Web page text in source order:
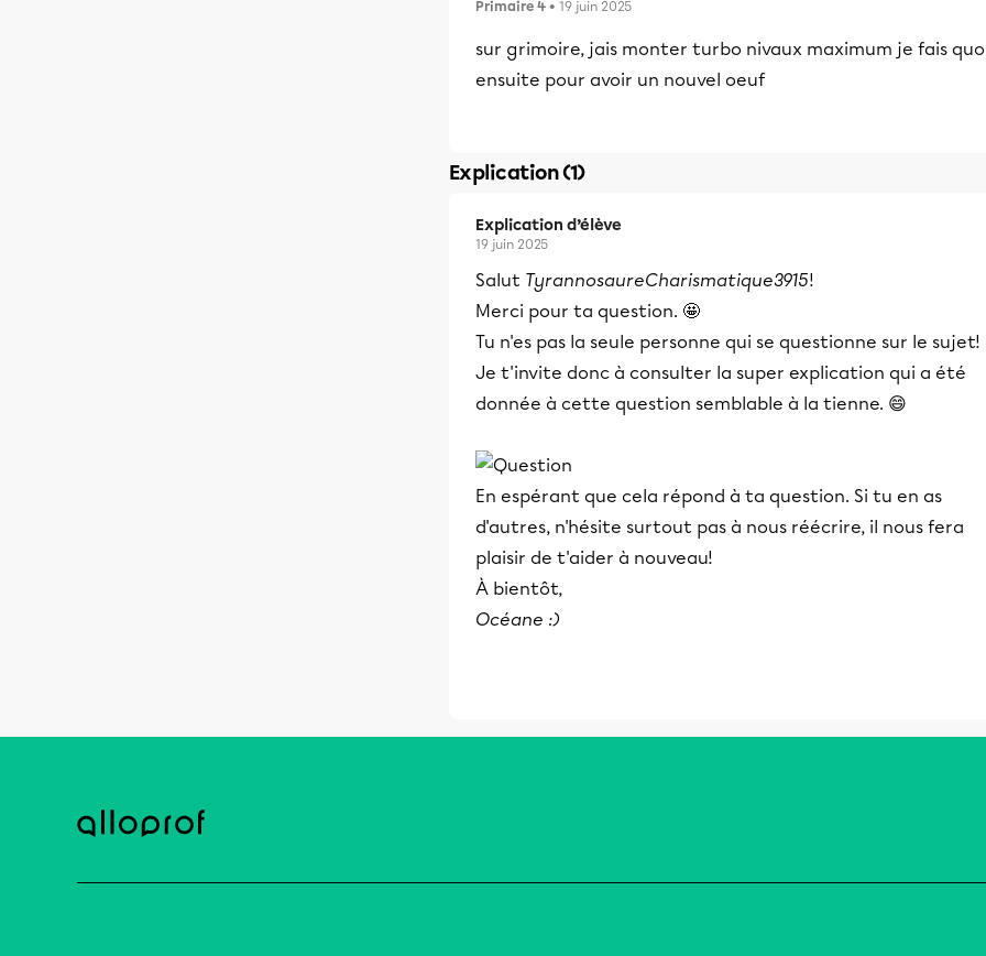
Primaire 4 • 19 juin 2025
sur grimoire, jais monter turbo nivaux maximum je fais
ensuite pour avoir un nouvel oeuf
Explication (1)
Explication d’élève
19 juin 2025
Salut TyrannosaureCharismatique3915!
Merci pour ta question. 🤩
Tu n'es pas la seule personne qui se questionne sur le sujet!
Je t'invite donc à consulter la super explication qui a été
donnée à cette question semblable à la tienne. 😄
En espérant que cela répond à ta question. Si tu en as
d'autres, n'hésite surtout pas à nous réécrire, il nous fera
plaisir de t'aider à nouveau!
À bientôt,
Océane :)